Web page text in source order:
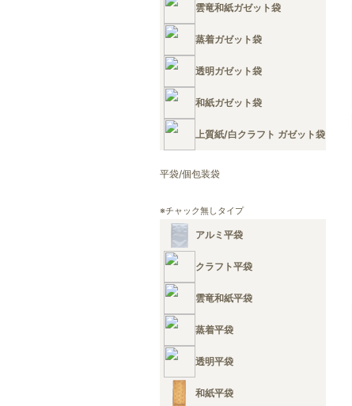
雲竜和紙ガゼット袋
蒸着ガゼット袋
透明ガゼット袋
和紙ガゼット袋
上質紙/白クラフト ガゼット袋
平袋/個包装袋
※チャック無しタイプ
アルミ平袋
クラフト平袋
雲竜和紙平袋
蒸着平袋
透明平袋
和紙平袋